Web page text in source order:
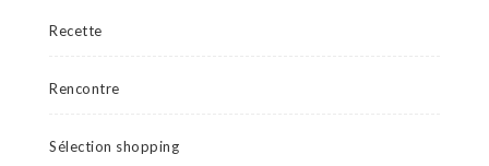
Recette
Rencontre
Sélection shopping